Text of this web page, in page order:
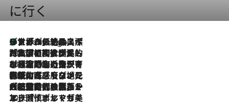
に行く
7 Hours Ago
リスボンの絶品スイーツ「パステル・デ・ナタ」とは？ポルトガル伝統の奥深い世界へ
2026.7.27
「私の祖国はポルトガル語です」国民的詩人フェルナンド・ペソアと、彼が愛した文学の街を歩く
2026.7.26
ポルトガル近海が育む極上の海の幸。キリリと冷えた白ワインと愉しむ、シーフード専門店の贅沢
2026.7.22
伝統の味をモダンに昇華。高感度な地元客が集う、リスボンの最旬ガストロノミー
2026.7.21
大航海時代の栄華から、震災、独裁、そして革命へ。ポルトガル・首都リスボンの石畳に刻まれた「歴史の光と影」
2026.7.13
エッセイ・ヤマザキマリ「慎ましくも美しき国 ポルトガル」